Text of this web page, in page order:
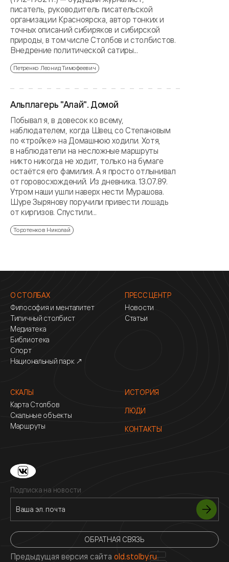
писатель, руководитель писательской
организации Красноярска, автор тонких и
точных описаний сибиряков и сибирской
природы, в том числе Столбов и столбистов.
Внедрение политической сатиры...
Петренко Леонид Тимофеевич
Альплагерь "Алай". Домой
Побывал я, в довесок ко всему,
наблюдателем, когда Швец со Степановым
по «тройке» на Домашнюю ходили. Хотя,
в наблюдатели на несложные маршруты
никто никогда не ходит, только на бумаге
остаётся его фамилия. А я просто отлынивал
от горовосхождений. Из дневника. 13.07.89.
Утром наши ушли наверх нести Мурашова.
Шуре Зырянову поручили привести лошадь
от киргизов. Спустили...
Торотенков Николай
О СТОЛБАХ
Философия и менталитет
Типичный столбист
Медиатека
Библиотека
Спорт
Национальный парк ↗
ПРЕСС ЦЕНТР
Новости
Статьи
СКАЛЫ
Карта Столбов
Скальные объекты
Маршруты
ИСТОРИЯ
ЛЮДИ
КОНТАКТЫ
Подписка на новости
ОБРАТНАЯ СВЯЗЬ
Предыдущая версия сайта old.stolby.ru